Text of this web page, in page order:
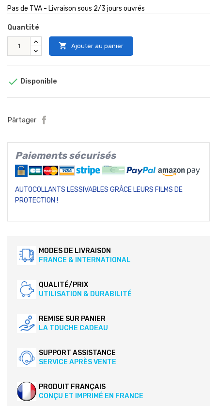
Pas de TVA - Livraison sous 2/3 jours ouvrés
Quantité
 Ajouter au panier
 Disponible
Pärtager
Paiements sécurisés
AUTOCOLLANTS LESSIVABLES GRÂCE LEURS FILMS DE
PROTECTION !
MODES DE LIVRAISON
FRANCE & INTERNATIONAL
QUALITÉ/PRIX
UTILISATION & DURABILITÉ
REMISE SUR PANIER
LA TOUCHE CADEAU
SUPPORT ASSISTANCE
SERVICE APRÈS VENTE
PRODUIT FRANÇAIS
CONÇU ET IMPRIMÉ EN FRANCE